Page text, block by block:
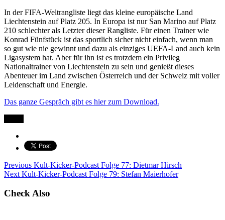
In der FIFA-Weltrangliste liegt das kleine europäische Land
Liechtenstein auf Platz 205. In Europa ist nur San Marino auf Platz
210 schlechter als Letzter dieser Rangliste. Für einen Trainer wie
Konrad Fünfstück ist das sportlich sicher nicht einfach, wenn man
so gut wie nie gewinnt und dazu als einziges UEFA-Land auch kein
Ligasystem hat. Aber für ihn ist es trotzdem ein Privileg
Nationaltrainer von Liechtenstein zu sein und genießt dieses
Abenteuer im Land zwischen Österreich und der Schweiz mit voller
Leidenschaft und Energie.
Das ganze Gespräch gibt es hier zum Download.
Previous Kult-Kicker-Podcast Folge 77: Dietmar Hirsch
Next Kult-Kicker-Podcast Folge 79: Stefan Maierhofer
Check Also